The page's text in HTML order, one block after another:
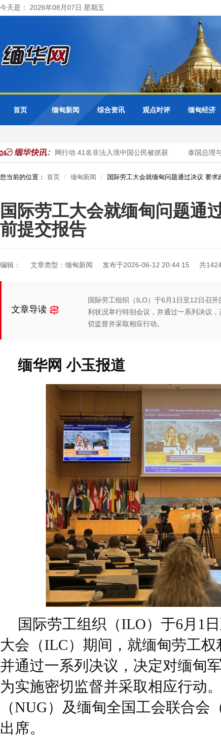
今天是： 2026年08月07日 星期五
首页 缅甸新闻 综合资讯 观点时评 缅甸经济
市警方开展清网行动 41名非法入境中国公民被抓获 泰国总理与
您当前的位置： 首页 缅甸新闻 国际劳工大会就缅甸问题通过决议 要求
国际劳工大会就缅甸问题通
前提交报告
编辑： 文章类型：缅甸新闻 发布于2026-06-12 20:44:15 共
文章导读
国际劳工组织（ILO）于6月1日至12日召
利状况举行特别会议，并通过一系列决议
切监督并采取相应行动。
缅华网 小玉报道
国际劳工组织（ILO）于6月1
大会（ILC）期间，就缅甸劳工
并通过一系列决议，决定对缅甸
为实施密切监督并采取相应行动
（NUG）及缅甸全国工会联合会
出席。